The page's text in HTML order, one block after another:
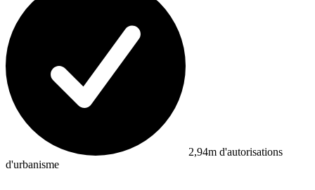
2,94m d'autorisations
d'urbanisme